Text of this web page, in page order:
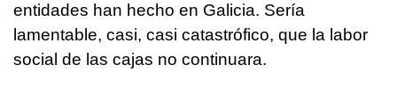
entidades han hecho en Galicia. Sería
lamentable, casi, casi catastrófico, que la labor
social de las cajas no continuara.